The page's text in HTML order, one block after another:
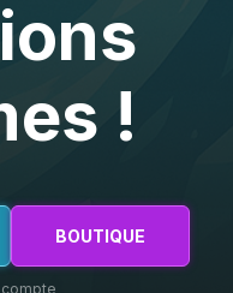
!
BOUTIQUE
compte